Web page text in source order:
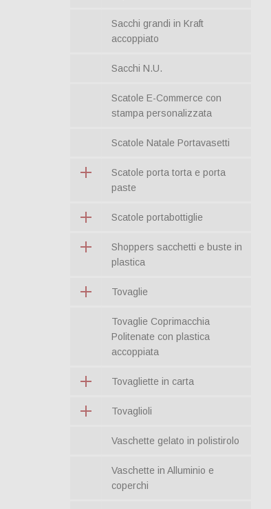
Sacchi grandi in Kraft
accoppiato
Sacchi N.U.
Scatole E-Commerce con
stampa personalizzata
Scatole Natale Portavasetti
Scatole porta torta e porta
paste
Scatole portabottiglie
Shoppers sacchetti e buste in
plastica
Tovaglie
Tovaglie Coprimacchia
Politenate con plastica
accoppiata
Tovagliette in carta
Tovaglioli
Vaschette gelato in polistirolo
Vaschette in Alluminio e
coperchi